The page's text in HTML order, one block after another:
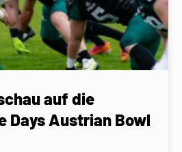
auf die
Days Austrian Bowl